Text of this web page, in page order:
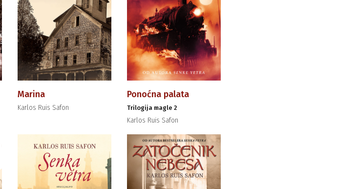
Marina
Karlos Ruis Safon
Ponoćna palata
Trilogija magle 2
Karlos Ruis Safon